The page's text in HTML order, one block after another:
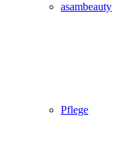
asambeauty
Pflege